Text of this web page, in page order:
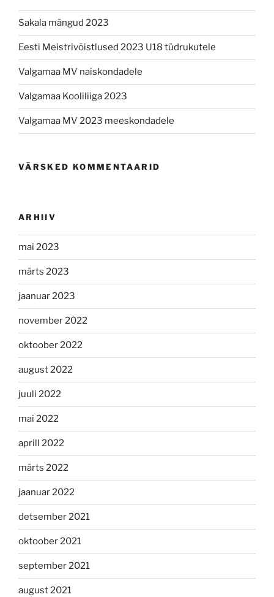
Sakala mängud 2023
Eesti Meistrivõistlused 2023 U18 tüdrukutele
Valgamaa MV naiskondadele
Valgamaa Kooliliiga 2023
Valgamaa MV 2023 meeskondadele
VÄRSKED KOMMENTAARID
ARHIIV
mai 2023
märts 2023
jaanuar 2023
november 2022
oktoober 2022
august 2022
juuli 2022
mai 2022
aprill 2022
märts 2022
jaanuar 2022
detsember 2021
oktoober 2021
september 2021
august 2021